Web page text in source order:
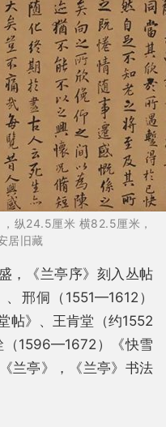
纵24.5厘米 横82.5厘米，
居旧藏
《兰亭序》刻入丛帖
邢侗（1551—1612）
帖》、王肯堂（约1552
1596—1672）《快雪
兰亭》，《兰亭》书法